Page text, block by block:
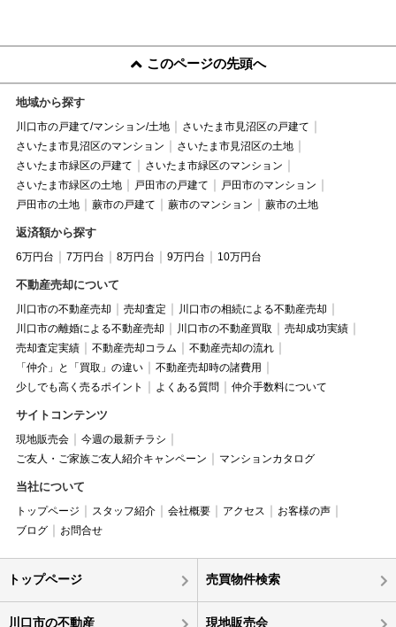
このページの先頭へ
地域から探す
川口市の戸建て/マンション/土地
さいたま市見沼区の戸建て
さいたま市見沼区のマンション
さいたま市見沼区の土地
さいたま市緑区の戸建て
さいたま市緑区のマンション
さいたま市緑区の土地
戸田市の戸建て
戸田市のマンション
戸田市の土地
蕨市の戸建て 蕨市のマンション 蕨市の土地
返済額から探す
6万円台 7万円台 8万円台 9万円台 10万円台
不動産売却について
川口市の不動産売却 売却査定
川口市の相続による不動産売却
川口市の離婚による不動産売却
川口市の不動産買取
売却成功実績
売却査定実績
不動産売却コラム
不動産売却の流れ
「仲介」と「買取」の違い
不動産売却時の諸費用
少しでも高く売るポイント
よくある質問 仲介手数料について
サイトコンテンツ
現地販売会
今週の最新チラシ
ご友人・ご家族ご友人紹介キャンペーン
マンションカタログ
当社について
トップページ スタッフ紹介 会社概要 アクセス
お客様の声
ブログ
お問合せ
トップページ 売買物件検索
川口市の不動産 現地販売会